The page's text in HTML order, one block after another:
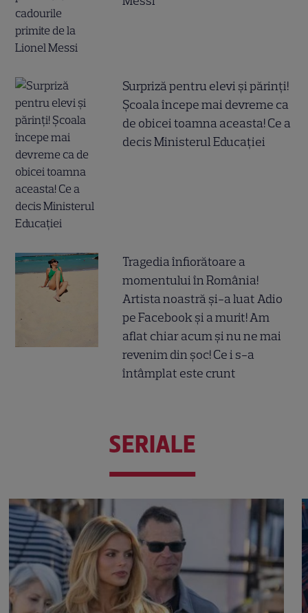
Surpriză pentru elevi și părinți!
Școala începe mai devreme ca
de obicei toamna aceasta! Ce a
decis Ministerul Educației
Tragedia înfiorătoare a
momentului în România!
Artista noastră și-a luat Adio
pe Facebook și a murit! Am
aflat chiar acum și nu ne mai
revenim din șoc! Ce i s-a
întâmplat este crunt
SERIALE